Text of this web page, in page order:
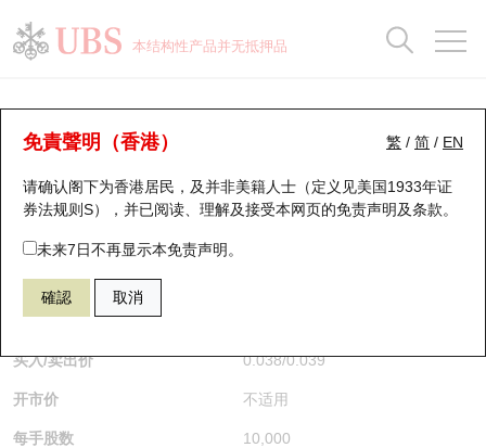
本结构性产品并无抵押品
繁 / 简 / EN
免責聲明（香港）
请确认阁下为香港居民，及并非美籍人士（定义见美国1933年证
券法规则S），并已阅读、理解及接受本网页的免责声明及条款。
未来7日不再显示本免责声明。
確認 取消
认股证分析仪
表现 街货统计 比较
26080 瑞银认购 0700 腾讯控股
$0.039 0.001
买入/卖出价 0.038/0.039
开市价 不适用
每手股数 10,000
瑞银认股证一览
新发行瑞银认股证
即将到期认股证
认股证到期结算价查找
认股证分析仪
认股证速算机
街货统计
比较
牛熊全景快搜
牛熊证搜寻
牛熊证街货分布图
正股牛熊证列表
新发行瑞银牛熊证
已收回牛熊证剩余价值
街货统计
比较
十大升幅/跌幅
十大认股证成交分布
十天股证占大市成交
资金流
街货统计
三十大平均引伸波幅
正股分析仪
二十大活跃股份
恒指成份股
国指成份股
科指成份股
相关资产沽空
持股比重
显示所有持股比重
每月轮证大市专题
轮证专栏
讲座及教育短片
认股证投资者教育
牛熊证投资者教育
认股证牛熊证常问问题